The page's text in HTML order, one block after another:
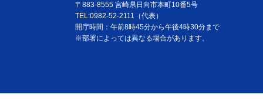
〒883-8555 宮崎県日向市本町10番5号
TEL:0982-52-2111（代表）
開庁時間：午前8時45分から午後4時30分まで
※部署によっては異なる場合があります。